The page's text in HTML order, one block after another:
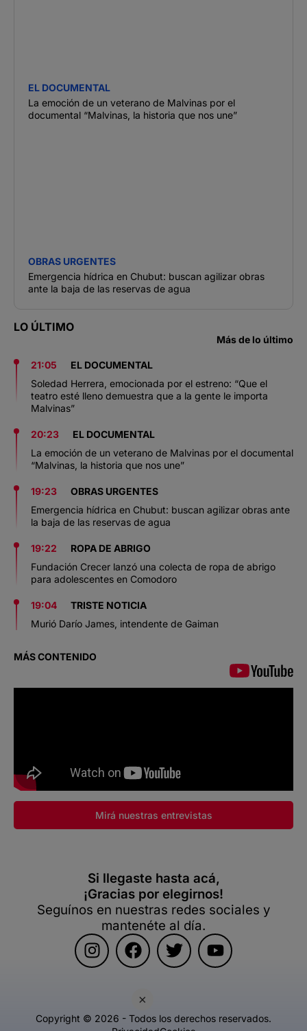
×
EL DOCUMENTAL
La emoción de un veterano de Malvinas por el
documental “Malvinas, la historia que nos une”
OBRAS URGENTES
Emergencia hídrica en Chubut: buscan agilizar obras
ante la baja de las reservas de agua
LO ÚLTIMO
Más de lo último
21:05
EL DOCUMENTAL
Soledad Herrera, emocionada por el estreno: “Que el
teatro esté lleno demuestra que a la gente le importa
Malvinas”
20:23
EL DOCUMENTAL
La emoción de un veterano de Malvinas por el documental
“Malvinas, la historia que nos une”
19:23
OBRAS URGENTES
Emergencia hídrica en Chubut: buscan agilizar obras ante
la baja de las reservas de agua
19:22
ROPA DE ABRIGO
Fundación Crecer lanzó una colecta de ropa de abrigo
para adolescentes en Comodoro
19:04
TRISTE NOTICIA
Murió Darío James, intendente de Gaiman
MÁS CONTENIDO
Mirá nuestras entrevistas
Si llegaste hasta acá,
¡Gracias por elegirnos!
Seguínos en nuestras redes sociales y
mantenéte al día.
Copyright © 2026 - Todos los derechos reservados.